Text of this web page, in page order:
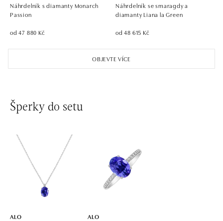
OBJEVTE VÍCE
Náhrdelník s diamanty Monarch
Passion
od 47 880 Kč
Náhrdelník se smaragdy a
diamanty Liana la Green
od 48 615 Kč
Šperky do setu
ALO
ALO